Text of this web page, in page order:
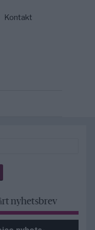
Kontakt
nyhetsbrev